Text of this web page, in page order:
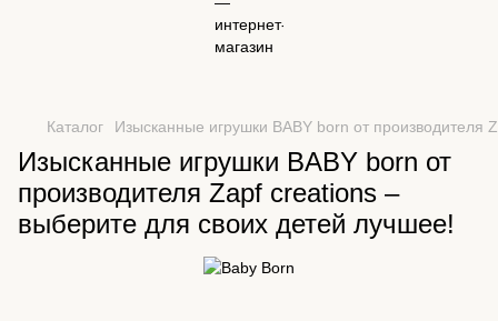
Каталог Изысканные игрушки BABY born от
Изысканные игрушки BABY born от
производителя Zapf creations –
выберите для своих детей лучшее!